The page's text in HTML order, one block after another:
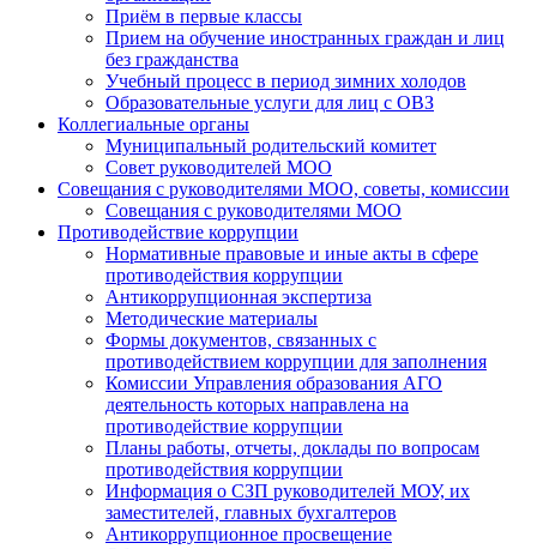
Приём в первые классы
Прием на обучение иностранных граждан и лиц
без гражданства
Учебный процесс в период зимних холодов
Образовательные услуги для лиц с ОВЗ
Коллегиальные органы
Муниципальный родительский комитет
Совет руководителей МОО
Совещания с руководителями МОО, советы, комиссии
Совещания с руководителями МОО
Противодействие коррупции
Нормативные правовые и иные акты в сфере
противодействия коррупции
Антикоррупционная экспертиза
Методические материалы
Формы документов, связанных с
противодействием коррупции для заполнения
Комиссии Управления образования АГО
деятельность которых направлена на
противодействие коррупции
Планы работы, отчеты, доклады по вопросам
противодействия коррупции
Информация о СЗП руководителей МОУ, их
заместителей, главных бухгалтеров
Антикоррупционное просвещение